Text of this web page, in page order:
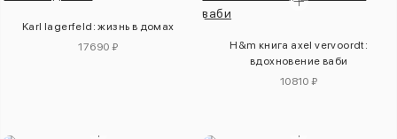
Karl lagerfeld: жизнь в домах
17690 ₽
H&m книга axel vervoordt:
вдохновение ваби
10810 ₽